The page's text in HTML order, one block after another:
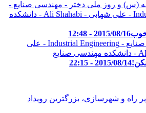
خوب2015/08/16 - 12:48
2015/08/14 - 22:15